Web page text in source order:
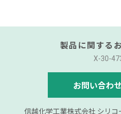
製品に関する
X-30-
お問い合わ
信越化学工業株式会社 シリ